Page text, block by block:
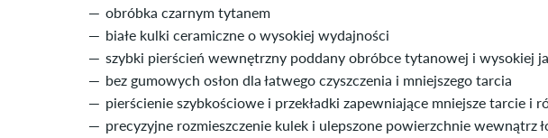
obróbka czarnym tytanem
białe kulki ceramiczne o wysokiej wydajności
szybki pierścień wewnętrzny poddany obróbce tytanowej i wysokiej
bez gumowych osłon dla łatwego czyszczenia i mniejszego tarcia
pierścienie szybkościowe i przekładki zapewniające mniejsze tarcie i
precyzyjne rozmieszczenie kulek i ulepszone powierzchnie wewnątrz